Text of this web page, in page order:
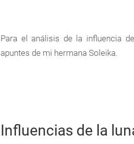
Para el análisis de la influencia
apuntes de mi hermana Soleika.
Influencias de la